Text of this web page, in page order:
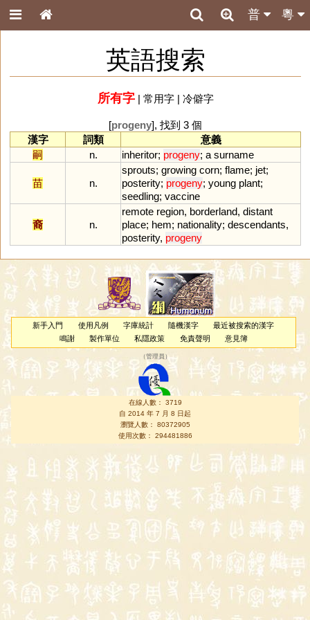
粵
普
英語搜索
所有字| 常用字| 冷僻字
[progeny], 找到 3 個
漢字
詞類
意義
嗣
n. inheritor; progeny; a surname
苗 n.
sprouts; growing corn; flame; jet;
posterity; progeny; young plant;
seedling; vaccine
裔 n.
remote region, borderland, distant
place; hem; nationality; descendants,
posterity, progeny
新手入門 使用凡例 字庫統計 隨機漢字
最近被搜索的漢字
鳴謝
製作單位 私隱政策 免責聲明 意見簿
（管理員 ）
在線人數： 3719
自 2014 年 7 月 8 日起
瀏覽人數： 80372905
使用次數： 294481886